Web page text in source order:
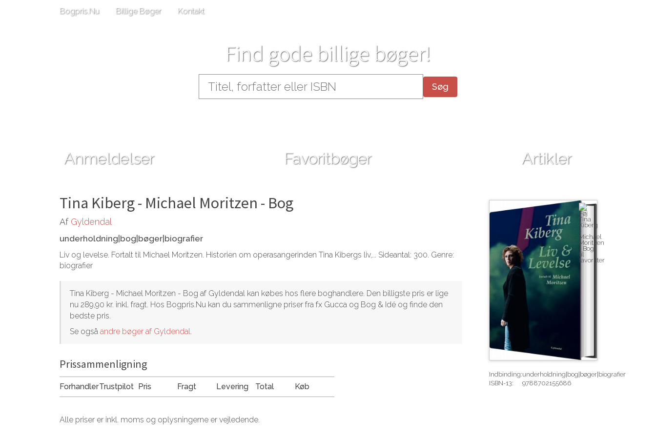
Bogpris.Nu Billige Bøger Kontakt
Find gode billige bøger!
Søg
Anmeldelser Favoritbøger Artikler
Indbinding:underholdning|bog|bøger|biografier
ISBN-13:
9788702155686
Tina Kiberg - Michael Moritzen - Bog
Af Gyldendal
underholdning|bog|bøger|biografier
Liv og levelse. Fortalt til Michael Moritzen. Historien om operasangerinden Tina Kibergs liv,... Sideantal: 300. Genre:
biografier
Tina Kiberg - Michael Moritzen - Bog af Gyldendal kan købes hos flere boghandlere. Den billigste pris er lige
nu 289,90 kr. inkl. fragt. Hos Bogpris.Nu kan du sammenligne priser fra fx Gucca og Bog & Idé og finde den
bedste pris.
Se også andre bøger af Gyldendal.
Prissammenligning
ForhandlerTrustpilot Pris Fragt Levering Total Køb
Alle priser er inkl. moms og oplysningerne er vejledende.